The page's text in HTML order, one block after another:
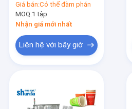
làm cốc giấy 16oz để
làm cốc dùng một lần
Giá bán:Có thể đàm phán
MOQ:1 tập
Nhận giá mới nhất
Liên hệ với bây giờ